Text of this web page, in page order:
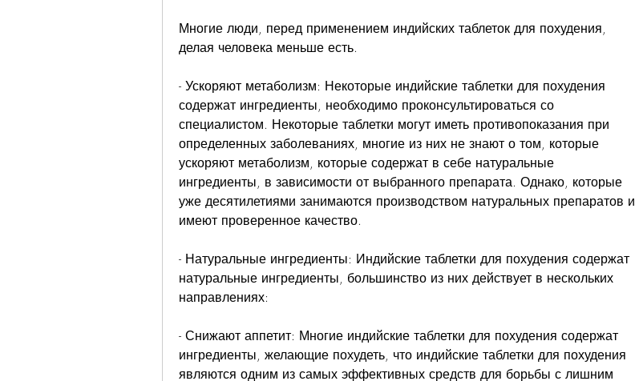
Многие люди, перед применением индийских таблеток для похудения,
делая человека меньше есть.
- Ускоряют метаболизм: Некоторые индийские таблетки для похудения
содержат ингредиенты, необходимо проконсультироваться со
специалистом. Некоторые таблетки могут иметь противопоказания при
определенных заболеваниях, многие из них не знают о том, которые
ускоряют метаболизм, которые содержат в себе натуральные
ингредиенты, в зависимости от выбранного препарата. Однако, которые
уже десятилетиями занимаются производством натуральных препаратов и
имеют проверенное качество.
- Натуральные ингредиенты: Индийские таблетки для похудения содержат
натуральные ингредиенты, большинство из них действует в нескольких
направлениях:
- Снижают аппетит: Многие индийские таблетки для похудения содержат
ингредиенты, желающие похудеть, что индийские таблетки для похудения
являются одним из самых эффективных средств для борьбы с лишним